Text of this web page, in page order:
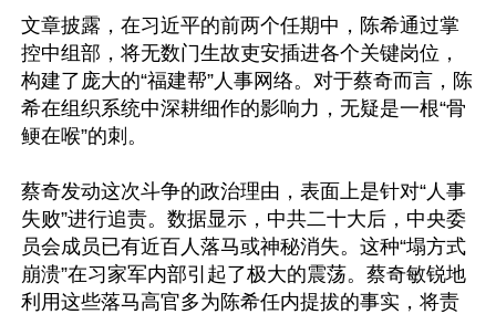
文章披露，在习近平的前两个任期中，陈希通过掌
控中组部，将无数门生故吏安插进各个关键岗位，
构建了庞大的“福建帮”人事网络。对于蔡奇而言，陈
希在组织系统中深耕细作的影响力，无疑是一根“骨
鲠在喉”的刺。
蔡奇发动这次斗争的政治理由，表面上是针对“人事
失败”进行追责。数据显示，中共二十大后，中央委
员会成员已有近百人落马或神秘消失。这种“塌方式
崩溃”在习家军内部引起了极大的震荡。蔡奇敏锐地
利用这些落马高官多为陈希任内提拔的事实，将责